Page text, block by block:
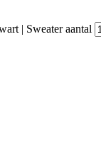
| Sweater aantal